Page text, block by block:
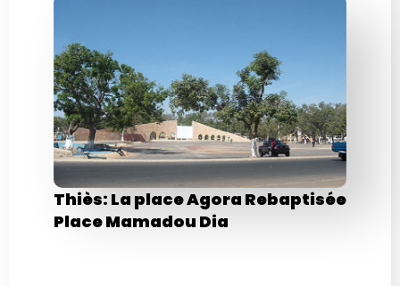
Thiès: La place Agora Rebaptisée
Place Mamadou Dia